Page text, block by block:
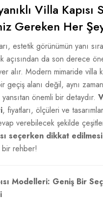
Villa Kapısı
Gereken Her
estetik görünümün yanı
açısından da son derece
alır. Modern mimaride villa
geçiş alanı değil, aynı
önemli bir detaydır.
, fiyatları, ölçüleri ve
verebilecek şekilde
seçerken dikkat
bir rehber!
Modelleri: Geniş Bir